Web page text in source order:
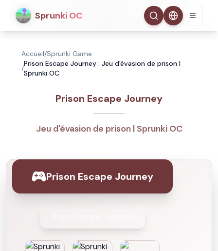
Sprunki OC
Accueil/Sprunki Game
/
Prison Escape Journey : Jeu d'évasion de prison |
Sprunki OC
Prison Escape Journey
Jeu d'évasion de prison | Sprunki OC
Prison Escape Journey